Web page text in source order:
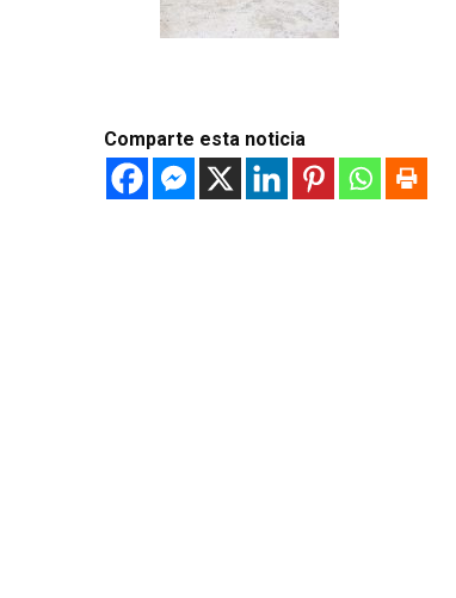
Comparte esta noticia